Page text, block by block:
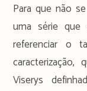
Para que não
uma série
referenciar o
Viserys